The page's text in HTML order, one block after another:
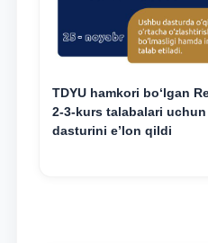
TDYU hamkori bo‘lgan
2-3-kurs talabalari
dasturini e’lon qildi